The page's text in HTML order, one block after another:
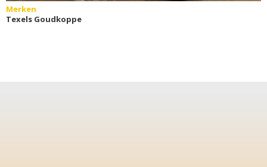
Merken
Texels Goudkoppe